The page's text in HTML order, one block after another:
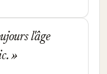
l'âge